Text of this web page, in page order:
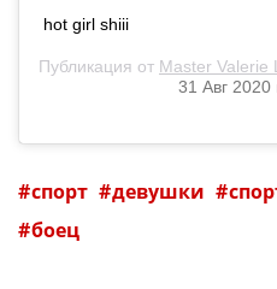
hot girl shiii
Публикация от Master Valerie
31 Авг 2020
спорт девушки
боец